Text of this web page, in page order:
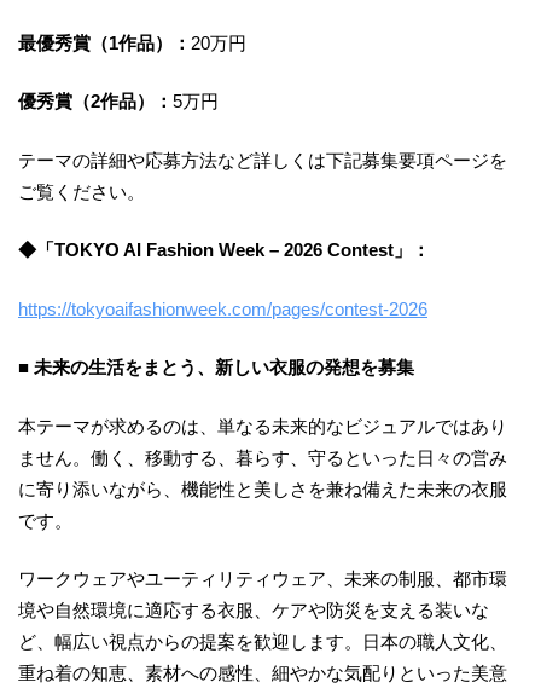
最優秀賞（1作品）： 20万円
優秀賞（2作品）： 5万円
テーマの詳細や応募方法など詳しくは下記募集要項ページを
ご覧ください。
◆「TOKYO AI Fashion Week – 2026 Contest」：
https://tokyoaifashionweek.com/pages/contest-2026
■ 未来の生活をまとう、新しい衣服の発想を募集
本テーマが求めるのは、単なる未来的なビジュアルではあり
ません。働く、移動する、暮らす、守るといった日々の営み
に寄り添いながら、機能性と美しさを兼ね備えた未来の衣服
です。
ワークウェアやユーティリティウェア、未来の制服、都市環
境や自然環境に適応する衣服、ケアや防災を支える装いな
ど、幅広い視点からの提案を歓迎します。日本の職人文化、
重ね着の知恵、素材への感性、細やかな気配りといった美意